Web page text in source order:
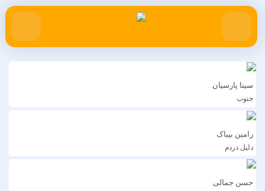
سینا پارسیان
جنوب
رامین بیباک
دلیل دردم
حسن جمالی